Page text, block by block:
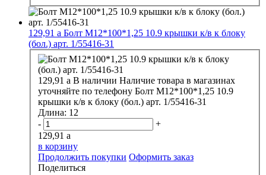
129,91 a Болт М12*100*1,25 10.9 крышки к/в к блоку
(бол.) арт. 1/55416-31
129,91 a В наличии Наличие товара в магазинах
уточняйте по телефону Болт М12*100*1,25 10.9
крышки к/в к блоку (бол.) арт. 1/55416-31
Длина: 12
-
+
129,91 a
в корзину
Продолжить покупки Оформить заказ
Поделиться